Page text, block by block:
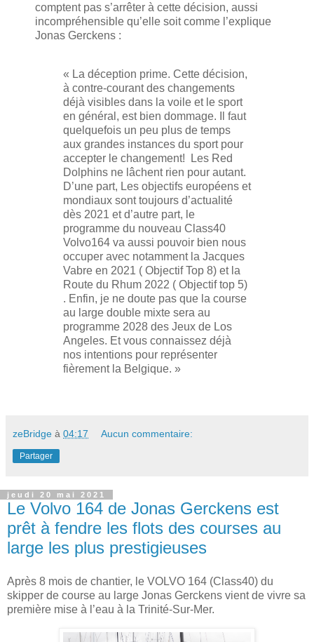
comptent pas s’arrêter à cette décision, aussi
incompréhensible qu’elle soit comme l’explique
Jonas Gerckens :
« La déception prime. Cette décision,
à contre-courant des changements
déjà visibles dans la voile et le sport
en général, est bien dommage. Il faut
quelquefois un peu plus de temps
aux grandes instances du sport pour
accepter le changement! Les Red
Dolphins ne lâchent rien pour autant.
D’une part, Les objectifs européens et
mondiaux sont toujours d’actualité
dès 2021 et d’autre part, le
programme du nouveau Class40
Volvo164 va aussi pouvoir bien nous
occuper avec notamment la Jacques
Vabre en 2021 ( Objectif Top 8) et la
Route du Rhum 2022 ( Objectif top 5)
. Enfin, je ne doute pas que la course
au large double mixte sera au
programme 2028 des Jeux de Los
Angeles. Et vous connaissez déjà
nos intentions pour représenter
fièrement la Belgique. »
zeBridge à 04:17 Aucun commentaire:
Partager
jeudi 20 mai 2021
Le Volvo 164 de Jonas Gerckens est
prêt à fendre les flots des courses au
large les plus prestigieuses
Après 8 mois de chantier, le VOLVO 164 (Class40) du
skipper de course au large Jonas Gerckens vient de vivre sa
première mise à l’eau à la Trinité-Sur-Mer.